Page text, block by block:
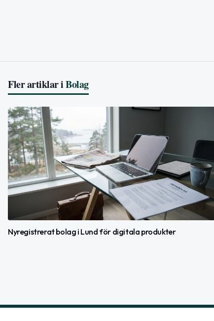
Fler artiklar iBolag
Nyregistrerat bolag i Lund för digitala produkter